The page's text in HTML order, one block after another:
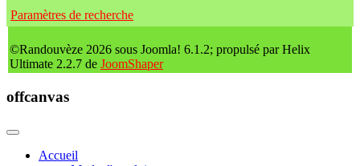
Paramètres de recherche
©Randouvèze 2026 sous Joomla! 6.1.2; propulsé par Helix
Ultimate 2.2.7 de JoomShaper
offcanvas
Accueil